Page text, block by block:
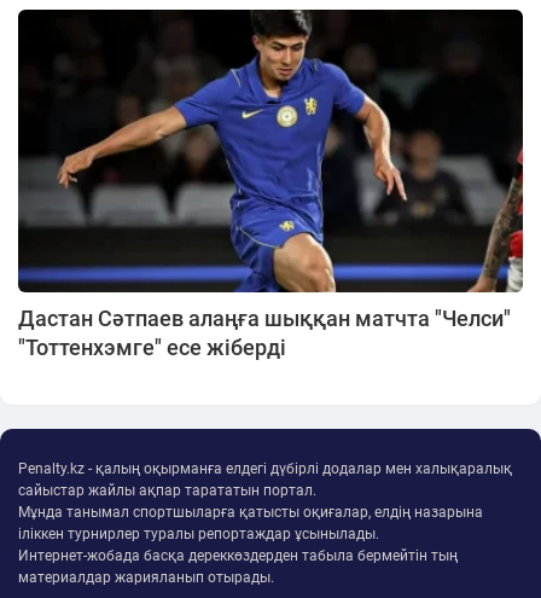
Дастан Сәтпаев алаңға шыққан матчта "Челси"
"Тоттенхэмге" есе жіберді
Penalty.kz - қалың оқырманға елдегі дүбірлі додалар мен халықаралық
сайыстар жайлы ақпар тарататын портал.
Мұнда танымал спортшыларға қатысты оқиғалар, елдің назарына
іліккен турнирлер туралы репортаждар ұсынылады.
Интернет-жобада басқа дереккөздерден табыла бермейтін тың
материалдар жарияланып отырады.